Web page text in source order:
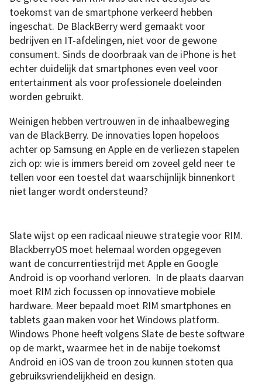
toekomst van de smartphone verkeerd hebben
ingeschat. De BlackBerry werd gemaakt voor
bedrijven en IT-afdelingen, niet voor de gewone
consument. Sinds de doorbraak van de iPhone is het
echter duidelijk dat smartphones even veel voor
entertainment als voor professionele doeleinden
worden gebruikt.
Weinigen hebben vertrouwen in de inhaalbeweging
van de BlackBerry. De innovaties lopen hopeloos
achter op Samsung en Apple en de verliezen stapelen
zich op: wie is immers bereid om zoveel geld neer te
tellen voor een toestel dat waarschijnlijk binnenkort
niet langer wordt ondersteund?
Slate wijst op een radicaal nieuwe strategie voor RIM.
BlackberryOS moet helemaal worden opgegeven
want de concurrentiestrijd met Apple en Google
Android is op voorhand verloren. In de plaats daarvan
moet RIM zich focussen op innovatieve mobiele
hardware. Meer bepaald moet RIM smartphones en
tablets gaan maken voor het Windows platform.
Windows Phone heeft volgens Slate de beste software
op de markt, waarmee het in de nabije toekomst
Android en iOS van de troon zou kunnen stoten qua
gebruiksvriendelijkheid en design.